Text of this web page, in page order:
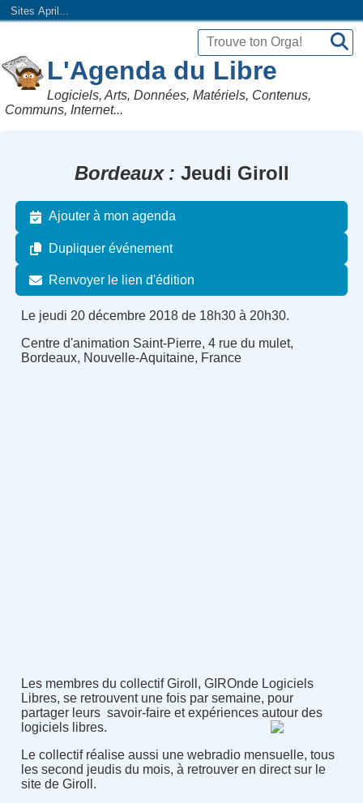
Sites April...
L'Agenda du Libre
Logiciels, Arts, Données, Matériels, Contenus,
Communs, Internet...
Bordeaux Jeudi Giroll
Ajouter à mon agenda
Dupliquer événement
Renvoyer le lien d'édition
Le jeudi 20 décembre 2018 de 18h30 à 20h30.
Centre d'animation Saint-Pierre, 4 rue du mulet,
Bordeaux, Nouvelle-Aquitaine, France
Les membres du collectif Giroll, GIROnde Logiciels
Libres, se retrouvent une fois par semaine, pour
partager leurs savoir-faire et expériences autour des
logiciels libres.
Le collectif réalise aussi une webradio mensuelle, tous
les second jeudis du mois, à retrouver en direct sur le
site de Giroll.